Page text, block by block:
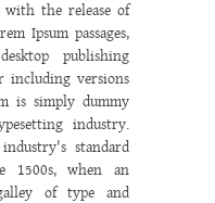
with the release of
Ipsum passages,
publishing
including versions
is simply dummy
industry.
standard
1500s, when an
of type and